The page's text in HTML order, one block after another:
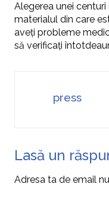
Alegerea unei
materialul din care
aveți probleme
să verificați
press
Lasă un
Adresa ta de email